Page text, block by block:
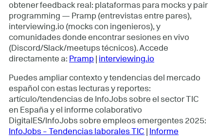
obtener feedback real: plataformas para mocks y pair
programming — Pramp (entrevistas entre pares),
interviewing.io (mocks con ingenieros), y
comunidades donde encontrar sesiones en vivo
(Discord/Slack/meetups técnicos). Accede
directamente a: Pramp interviewing.io
Puedes ampliar contexto y tendencias del mercado
español con estas lecturas y reportes:
artículo/tendencias de InfoJobs sobre el sector TIC
en España y el informe colaborativo
DigitalES/InfoJobs sobre empleos emergentes 2025:
InfoJobs – Tendencias laborales TIC
Informe